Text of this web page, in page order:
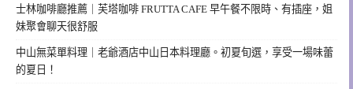
士林咖啡廳推薦｜芙塔咖啡 FRUTTA CAFE 早午餐不限時、有插座，姐
妹聚會聊天很舒服
中山無菜單料理｜老爺酒店中山日本料理廳。初夏旬選，享受一場味蕾
的夏日！